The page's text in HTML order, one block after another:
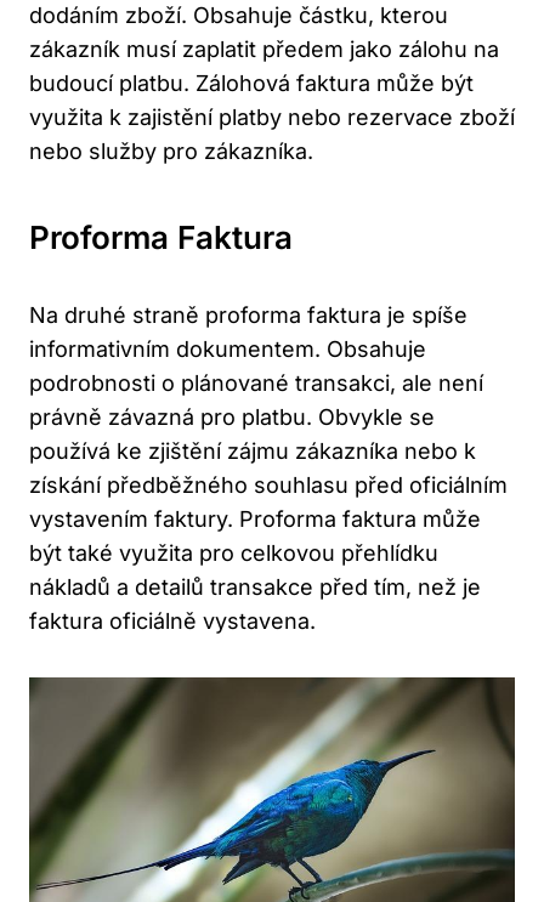
dodáním zboží. Obsahuje částku, kterou
zákazník musí zaplatit předem jako zálohu na
budoucí platbu. Zálohová faktura může být
využita k zajistění platby nebo rezervace zboží
nebo služby pro zákazníka.
Proforma Faktura
Na druhé straně proforma faktura je spíše
informativním dokumentem. Obsahuje
podrobnosti o plánované transakci, ale není
právně závazná pro platbu. Obvykle se
používá ke zjištění zájmu zákazníka nebo k
získání předběžného souhlasu před oficiálním
vystavením faktury. Proforma faktura může
být také využita pro celkovou přehlídku
nákladů a detailů transakce před tím, než je
faktura oficiálně vystavena.